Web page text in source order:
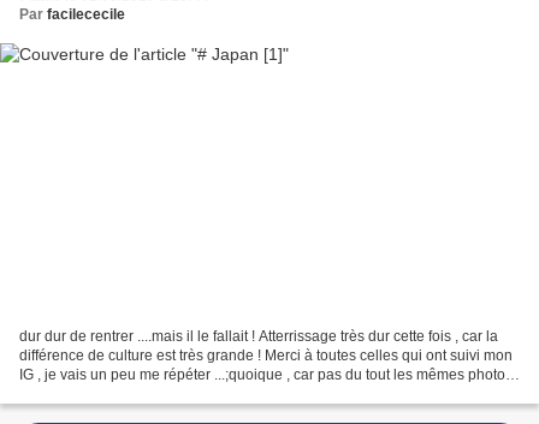
Par facilececile
dur dur de rentrer ....mais il le fallait ! Atterrissage très dur cette fois , car la
différence de culture est très grande ! Merci à toutes celles qui ont suivi mon
IG , je vais un peu me répéter ...;quoique , car pas du tout les mêmes photos